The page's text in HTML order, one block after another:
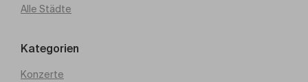
Alle Städte
Kategorien
Konzerte